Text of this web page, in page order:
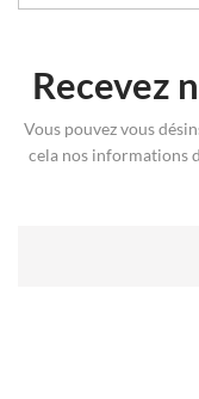
Recevez
Vous pouvez vous
cela nos informations